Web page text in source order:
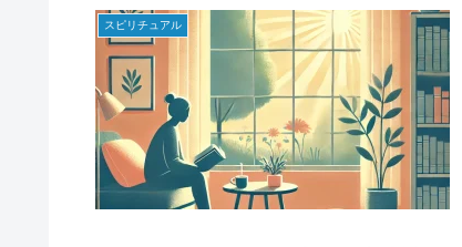
スピリチュアル